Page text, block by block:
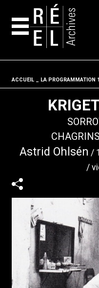
ACCUEIL LA PROGRAMMATION
Astrid Ohlsén